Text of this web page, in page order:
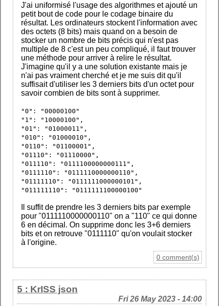
J'ai uniformisé l'usage des algorithmes et ajouté un
petit bout de code pour le codage binaire du
résultat. Les ordinateurs stockent l'information avec
des octets (8 bits) mais quand on a besoin de
stocker un nombre de bits précis qui n'est pas
multiple de 8 c'est un peu compliqué, il faut trouver
une méthode pour arriver à relire le résultat.
J'imagine qu'il y a une solution existante mais je
n'ai pas vraiment cherché et je me suis dit qu'il
suffisait d'utiliser les 3 derniers bits d'un octet pour
savoir combien de bits sont à supprimer.
"0": "00000100"
"1": "10000100",
"01": "01000011",
"010": "01000010",
"0110": "01100001",
"01110": "01110000",
"011110": "0111100000000111",
"0111110": "0111110000000110",
"01111110": "0111111000000101",
"011111110": "0111111100000100"
Il suffit de prendre les 3 derniers bits par exemple
pour "0111110000000110" on a "110" ce qui donne
6 en décimal. On supprime donc les 3+6 derniers
bits et on retrouve "0111110" qu'on voulait stocker
à l'origine.
0 comment(s)
5 : KrISS json
Fri 26 May 2023 - 14:00